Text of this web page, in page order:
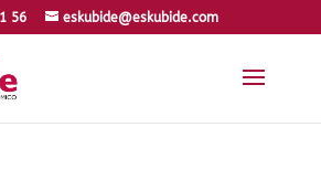
56 eskubide@eskubide.com